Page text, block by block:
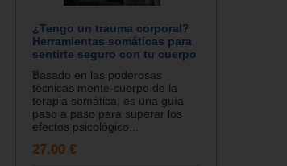
¿Tengo un trauma corporal?
Herramientas somáticas para
sentirte seguro con tu cuerpo
Basado en las poderosas
técnicas mente-cuerpo de la
terapia somática, es una guía
paso a paso para superar los
efectos psicológico...
27.00 €